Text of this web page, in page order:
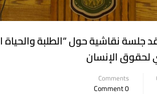
نقاشية حول “الطلبة والحياة
لحقوق الإنسان
Comments
0 Comment